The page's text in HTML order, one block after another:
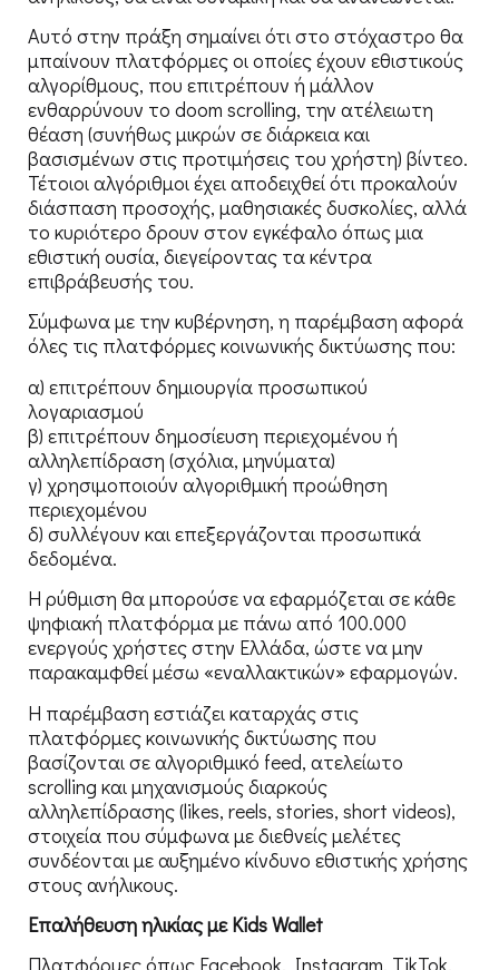
Αυτό στην πράξη σημαίνει ότι στο στόχαστρο θα
μπαίνουν πλατφόρμες οι οποίες έχουν εθιστικούς
αλγορίθμους, που επιτρέπουν ή μάλλον
ενθαρρύνουν το doom scrolling, την ατέλειωτη
θέαση (συνήθως μικρών σε διάρκεια και
βασισμένων στις προτιμήσεις του χρήστη) βίντεο.
Τέτοιοι αλγόριθμοι έχει αποδειχθεί ότι προκαλούν
διάσπαση προσοχής, μαθησιακές δυσκολίες, αλλά
το κυριότερο δρουν στον εγκέφαλο όπως μια
εθιστική ουσία, διεγείροντας τα κέντρα
επιβράβευσής του.
Σύμφωνα με την κυβέρνηση, η παρέμβαση αφορά
όλες τις πλατφόρμες κοινωνικής δικτύωσης που:
α) επιτρέπουν δημιουργία προσωπικού
λογαριασμού
β) επιτρέπουν δημοσίευση περιεχομένου ή
αλληλεπίδραση (σχόλια, μηνύματα)
γ) χρησιμοποιούν αλγοριθμική προώθηση
περιεχομένου
δ) συλλέγουν και επεξεργάζονται προσωπικά
δεδομένα.
Η ρύθμιση θα μπορούσε να εφαρμόζεται σε κάθε
ψηφιακή πλατφόρμα με πάνω από 100.000
ενεργούς χρήστες στην Ελλάδα, ώστε να μην
παρακαμφθεί μέσω «εναλλακτικών» εφαρμογών.
Η παρέμβαση εστιάζει καταρχάς στις
πλατφόρμες κοινωνικής δικτύωσης που
βασίζονται σε αλγοριθμικό feed, ατελείωτο
scrolling και μηχανισμούς διαρκούς
αλληλεπίδρασης (likes, reels, stories, short videos),
στοιχεία που σύμφωνα με διεθνείς μελέτες
συνδέονται με αυξημένο κίνδυνο εθιστικής χρήσης
στους ανήλικους.
Επαλήθευση ηλικίας με Kids Wallet